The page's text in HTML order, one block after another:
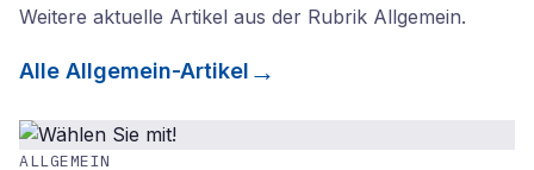
Weitere aktuelle Artikel aus der Rubrik Allgemein.
Alle Allgemein-Artikel
ALLGEMEIN